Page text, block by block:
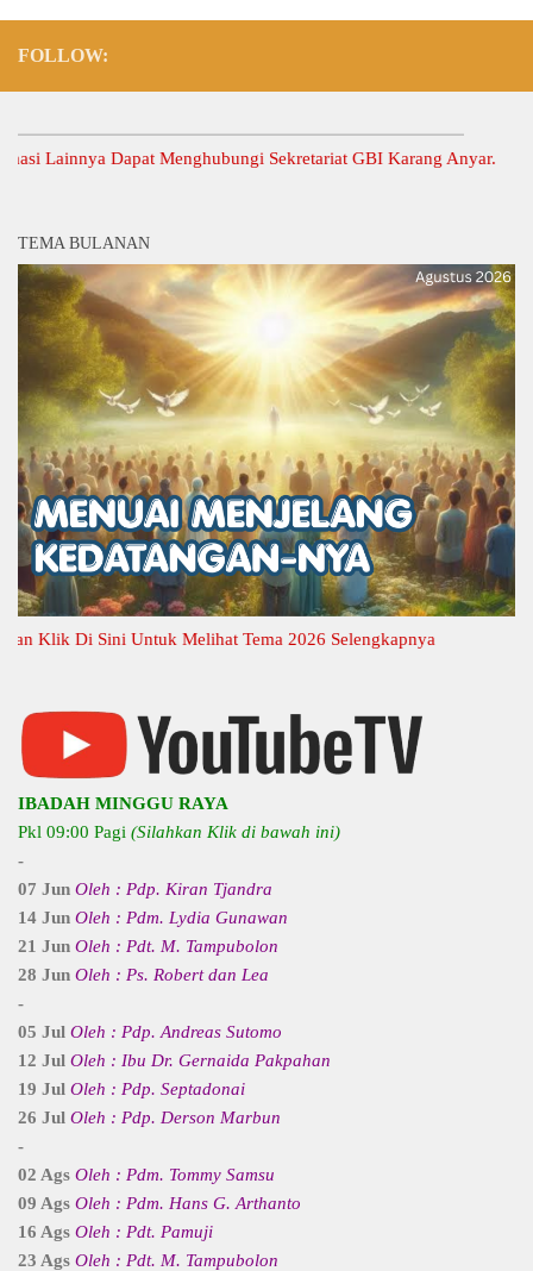
FOLLOW:
Dapat Menghubungi Sekretariat GBI Karang Anyar.
TEMA BULANAN
Di Sini Untuk Melihat Tema 2026 Selengkapnya
IBADAH MINGGU RAYA
Pkl 09:00 Pagi (Silahkan Klik di bawah ini)
-
07 Jun Oleh : Pdp. Kiran Tjandra
14 Jun Oleh : Pdm. Lydia Gunawan
21 Jun Oleh : Pdt. M. Tampubolon
28 Jun Oleh : Ps. Robert dan Lea
-
05 Jul Oleh : Pdp. Andreas Sutomo
12 Jul Oleh : Ibu Dr. Gernaida Pakpahan
19 Jul Oleh : Pdp. Septadonai
26 Jul Oleh : Pdp. Derson Marbun
-
02 Ags Oleh : Pdm. Tommy Samsu
09 Ags Oleh : Pdm. Hans G. Arthanto
16 Ags Oleh : Pdt. Pamuji
23 Ags Oleh : Pdt. M. Tampubolon